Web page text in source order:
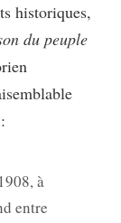
historiques,
du peuple
à
entre